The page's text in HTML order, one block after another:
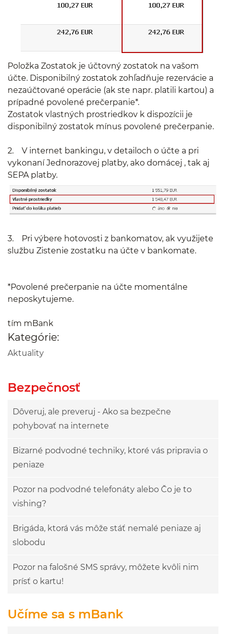
Položka Zostatok je účtovný zostatok na vašom
účte. Disponibilný zostatok zohľadňuje rezervácie a
nezaúčtované operácie (ak ste napr. platili kartou) a
prípadné povolené prečerpanie*.
Zostatok vlastných prostriedkov k dispozícii je
disponibilný zostatok mínus povolené prečerpanie.
2. V internet bankingu, v detailoch o účte a pri
vykonaní Jednorazovej platby, ako domácej , tak aj
SEPA platby.
3. Pri výbere hotovosti z bankomatov, ak využijete
službu Zistenie zostatku na účte v bankomate.
*Povolené prečerpanie na účte momentálne
neposkytujeme.
tím mBank
Kategórie:
Aktuality
Bezpečnosť
Dôveruj, ale preveruj - Ako sa bezpečne
pohybovať na internete
Bizarné podvodné techniky, ktoré vás pripravia o
peniaze
Pozor na podvodné telefonáty alebo Čo je to
vishing?
Brigáda, ktorá vás môže stáť nemalé peniaze aj
slobodu
Pozor na falošné SMS správy, môžete kvôli nim
prísť o kartu!
Učíme sa s mBank